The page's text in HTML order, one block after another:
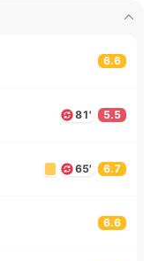
6.6
81' 5.5
65' 6.7
6.6